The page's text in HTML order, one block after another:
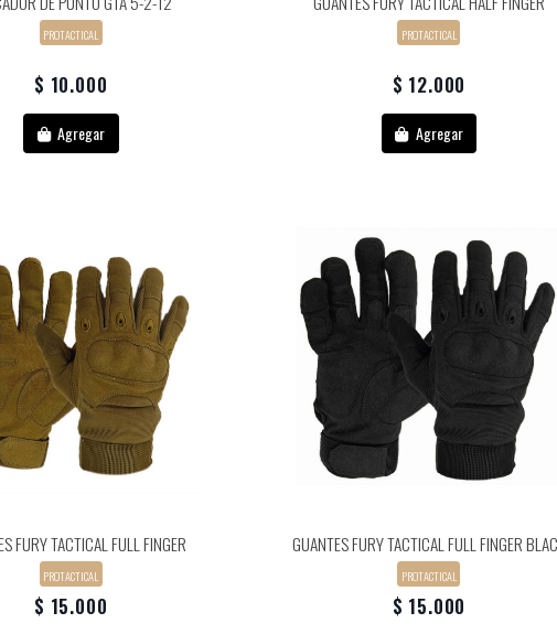
PROTACTICAL
$ 10.000
Agregar
PROTACTICAL
$ 12.000
Agregar
FURY TACTICAL FULL FINGER
PROTACTICAL
$ 15.000
GUANTES FURY TACTICAL FULL FINGER
PROTACTICAL
$ 15.000